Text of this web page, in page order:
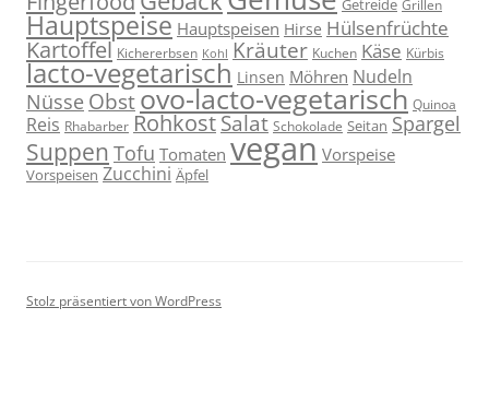
Getreide Grillen
Hauptspeise Hauptspeisen Hirse Hülsenfrüchte
Kartoffel Kichererbsen Kohl Kräuter Kuchen Käse Kürbis
lacto-vegetarisch Linsen Möhren Nudeln
Nüsse Obstovo-lacto-vegetarisch Quinoa
Reis Rhabarber RohkostSalat Schokolade Seitan Spargel
Suppen Tofu Tomaten vegan Vorspeise
Vorspeisen Zucchini Äpfel
Stolz präsentiert von WordPress